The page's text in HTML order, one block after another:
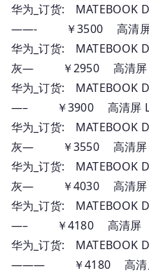
华为_订货: MATEBOOK
——- ￥3500 高清
华为_订货: MATEBOOK
灰— ￥2950 高清屏
华为_订货: MATEBOOK
—– ￥3900 高清屏
华为_订货: MATEBOOK
灰— ￥3550 高清屏
华为_订货: MATEBOOK
灰— ￥4030 高清屏
华为_订货: MATEBOOK
—– ￥4180 高清屏
华为_订货: MATEBOOK
——— ￥4180 高清